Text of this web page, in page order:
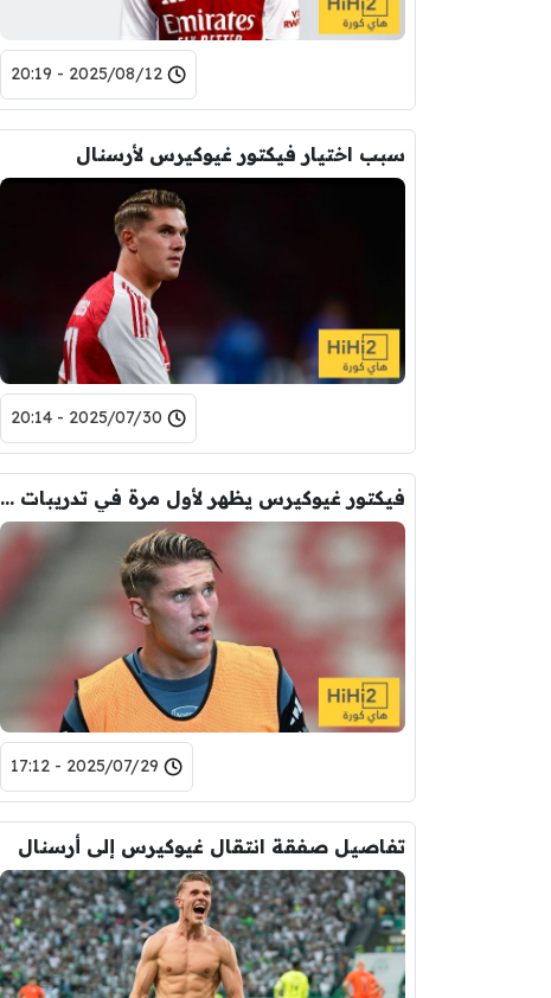
2025/08/12 - 20:19
سبب اختيار فيكتور غيوكيرس لأرسنال
2025/07/30 - 20:14
فيكتور غيوكيرس يظهر لأول مرة في تدريبات أرسنال
2025/07/29 - 17:12
تفاصيل صفقة انتقال غيوكيرس إلى أرسنال